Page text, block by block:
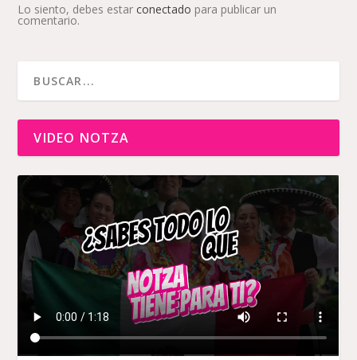
Lo siento, debes estarconectado para publicar un
comentario.
VIDEO NOTZA